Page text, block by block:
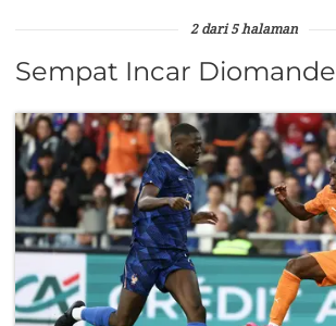
2 dari 5 halaman
Sempat Incar Diomande